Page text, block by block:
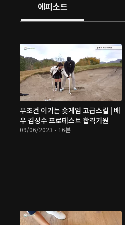
에피소드
무조건 이기는 숏게임 고급스킬 | 배
우 김성수 프로테스트 합격기원
09/06/2023 • 16분